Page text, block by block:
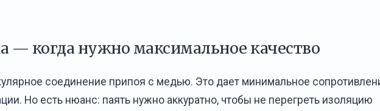
— когда нужно максимальное качество
соединение припоя с медью. Это дает минимальное
Но есть нюанс: паять нужно аккуратно, чтобы не перегреть изоляцию